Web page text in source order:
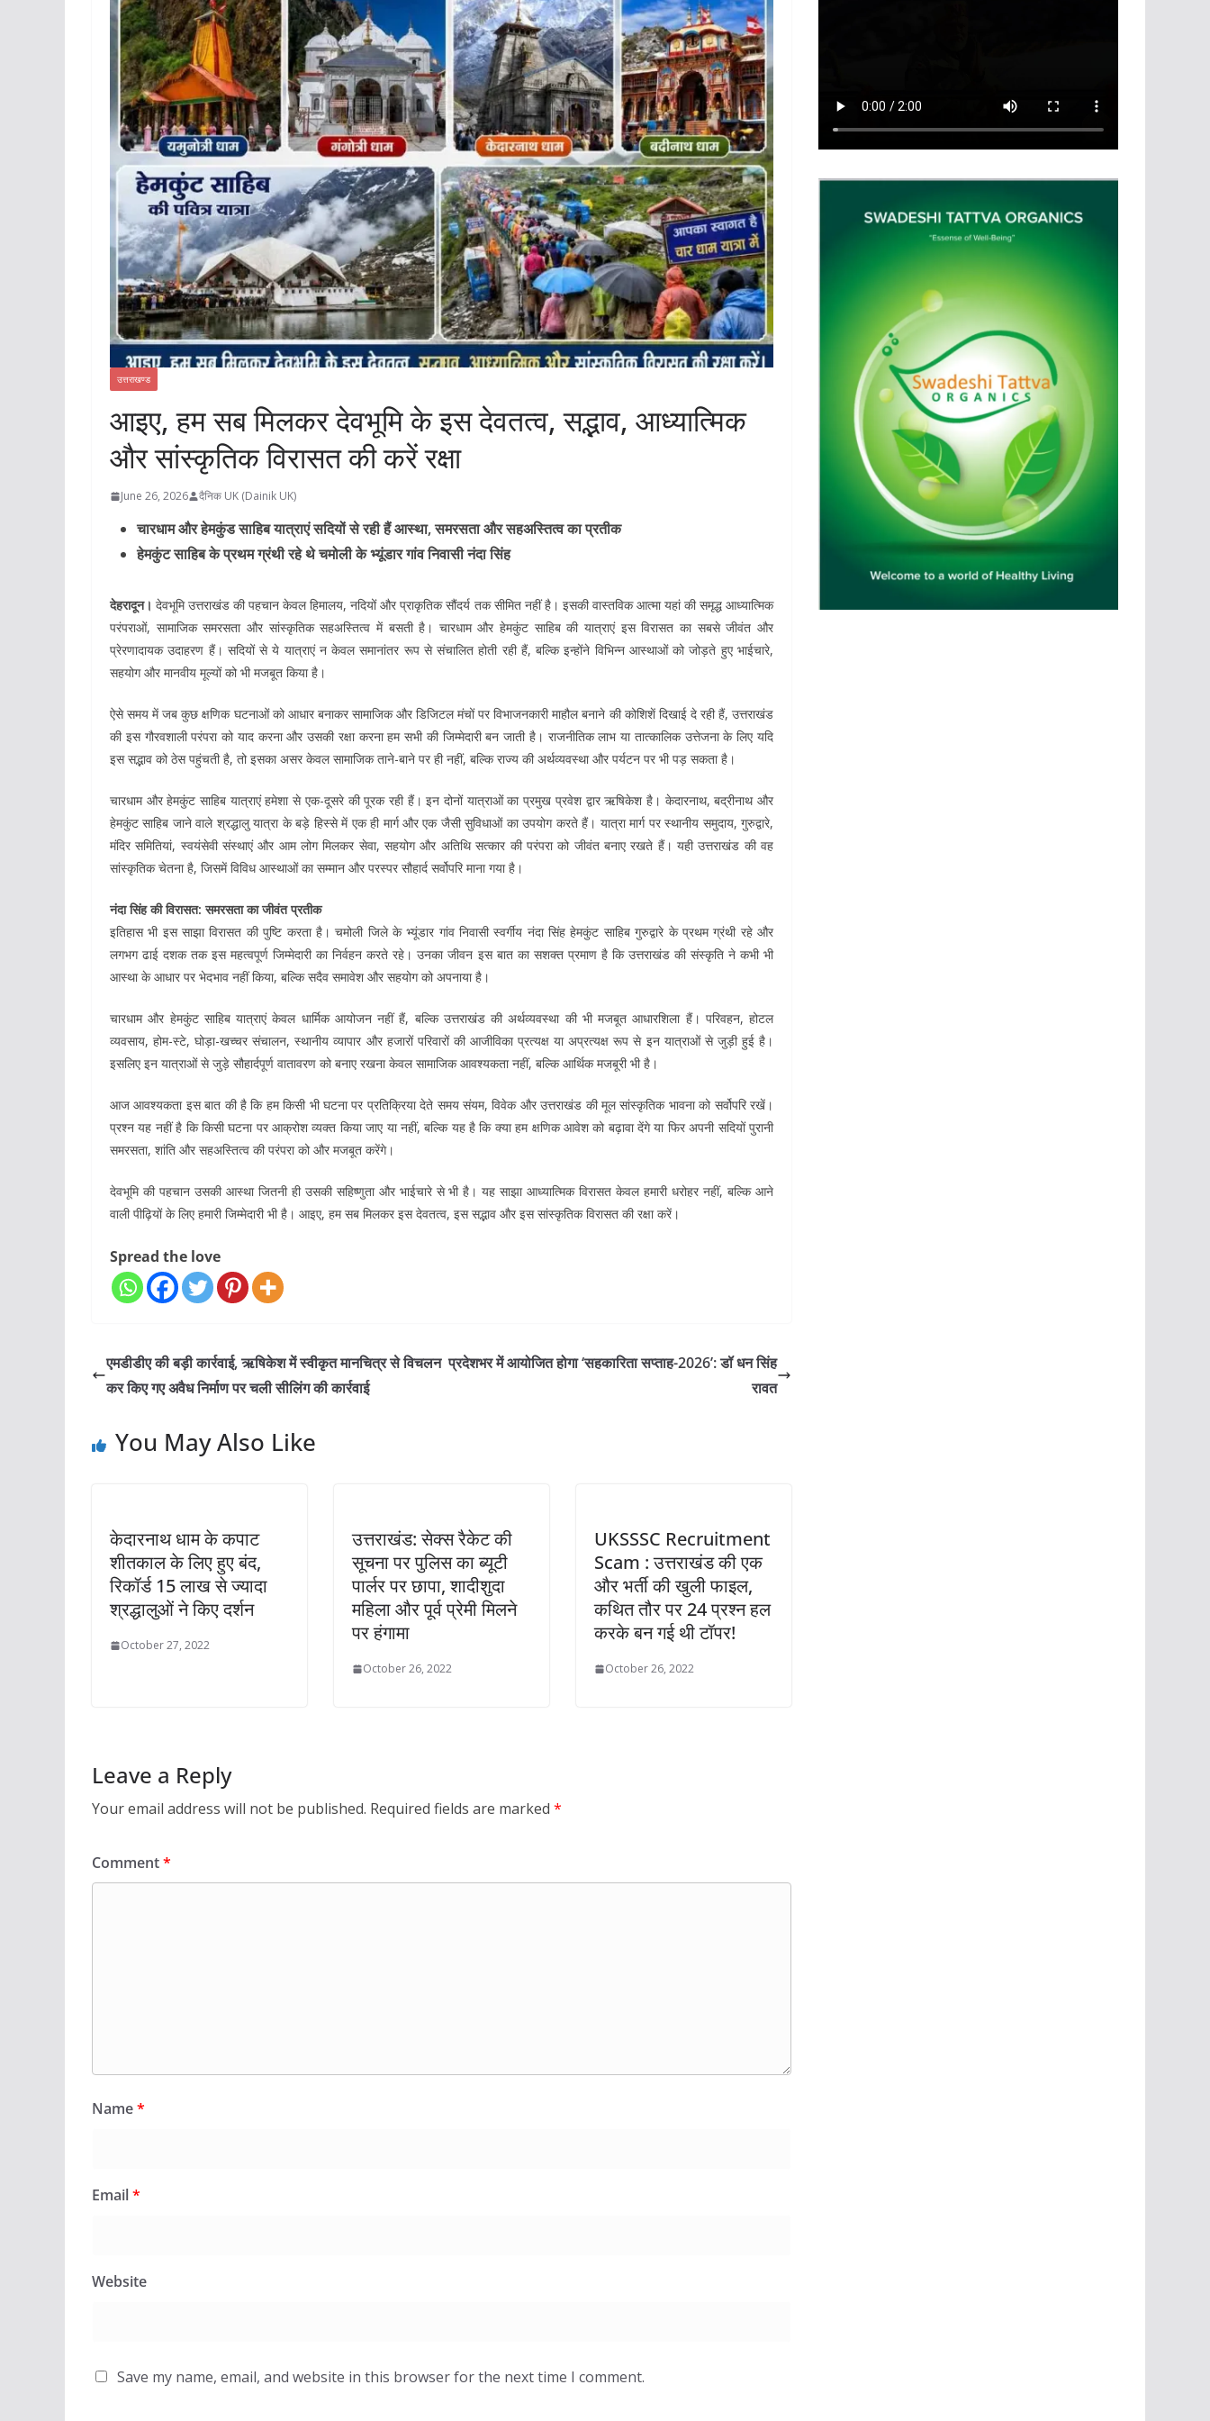
उत्तराखण्ड
आइए, हम सब मिलकर देवभूमि के इस देवतत्व, सद्भाव, आध्यात्मिक
और सांस्कृतिक विरासत की करें रक्षा
June 26, 2026 दैनिक UK (Dainik UK)
चारधाम और हेमकुंड साहिब यात्राएं सदियों से रही हैं आस्था, समरसता और सहअस्तित्व का प्रतीक
हेमकुंट साहिब के प्रथम ग्रंथी रहे थे चमोली के भ्यूंडार गांव निवासी नंदा सिंह
देहरादून। देवभूमि उत्तराखंड की पहचान केवल हिमालय, नदियों और प्राकृतिक सौंदर्य तक सीमित नहीं है। इसकी वास्तविक आत्मा यहां की समृद्ध आध्यात्मिक
परंपराओं, सामाजिक समरसता और सांस्कृतिक सहअस्तित्व में बसती है। चारधाम और हेमकुंट साहिब की यात्राएं इस विरासत का सबसे जीवंत और
प्रेरणादायक उदाहरण हैं। सदियों से ये यात्राएं न केवल समानांतर रूप से संचालित होती रही हैं, बल्कि इन्होंने विभिन्न आस्थाओं को जोड़ते हुए भाईचारे,
सहयोग और मानवीय मूल्यों को भी मजबूत किया है।
ऐसे समय में जब कुछ क्षणिक घटनाओं को आधार बनाकर सामाजिक और डिजिटल मंचों पर विभाजनकारी माहौल बनाने की कोशिशें दिखाई दे रही हैं, उत्तराखंड
की इस गौरवशाली परंपरा को याद करना और उसकी रक्षा करना हम सभी की जिम्मेदारी बन जाती है। राजनीतिक लाभ या तात्कालिक उत्तेजना के लिए यदि
इस सद्भाव को ठेस पहुंचती है, तो इसका असर केवल सामाजिक ताने-बाने पर ही नहीं, बल्कि राज्य की अर्थव्यवस्था और पर्यटन पर भी पड़ सकता है।
चारधाम और हेमकुंट साहिब यात्राएं हमेशा से एक-दूसरे की पूरक रही हैं। इन दोनों यात्राओं का प्रमुख प्रवेश द्वार ऋषिकेश है। केदारनाथ, बद्रीनाथ और
हेमकुंट साहिब जाने वाले श्रद्धालु यात्रा के बड़े हिस्से में एक ही मार्ग और एक जैसी सुविधाओं का उपयोग करते हैं। यात्रा मार्ग पर स्थानीय समुदाय, गुरुद्वारे,
मंदिर समितियां, स्वयंसेवी संस्थाएं और आम लोग मिलकर सेवा, सहयोग और अतिथि सत्कार की परंपरा को जीवंत बनाए रखते हैं। यही उत्तराखंड की वह
सांस्कृतिक चेतना है, जिसमें विविध आस्थाओं का सम्मान और परस्पर सौहार्द सर्वोपरि माना गया है।
नंदा सिंह की विरासत: समरसता का जीवंत प्रतीक
इतिहास भी इस साझा विरासत की पुष्टि करता है। चमोली जिले के भ्यूंडार गांव निवासी स्वर्गीय नंदा सिंह हेमकुंट साहिब गुरुद्वारे के प्रथम ग्रंथी रहे और
लगभग ढाई दशक तक इस महत्वपूर्ण जिम्मेदारी का निर्वहन करते रहे। उनका जीवन इस बात का सशक्त प्रमाण है कि उत्तराखंड की संस्कृति ने कभी भी
आस्था के आधार पर भेदभाव नहीं किया, बल्कि सदैव समावेश और सहयोग को अपनाया है।
चारधाम और हेमकुंट साहिब यात्राएं केवल धार्मिक आयोजन नहीं हैं, बल्कि उत्तराखंड की अर्थव्यवस्था की भी मजबूत आधारशिला हैं। परिवहन, होटल
व्यवसाय, होम-स्टे, घोड़ा-खच्चर संचालन, स्थानीय व्यापार और हजारों परिवारों की आजीविका प्रत्यक्ष या अप्रत्यक्ष रूप से इन यात्राओं से जुड़ी हुई है।
इसलिए इन यात्राओं से जुड़े सौहार्दपूर्ण वातावरण को बनाए रखना केवल सामाजिक आवश्यकता नहीं, बल्कि आर्थिक मजबूरी भी है।
आज आवश्यकता इस बात की है कि हम किसी भी घटना पर प्रतिक्रिया देते समय संयम, विवेक और उत्तराखंड की मूल सांस्कृतिक भावना को सर्वोपरि रखें।
प्रश्न यह नहीं है कि किसी घटना पर आक्रोश व्यक्त किया जाए या नहीं, बल्कि यह है कि क्या हम क्षणिक आवेश को बढ़ावा देंगे या फिर अपनी सदियों पुरानी
समरसता, शांति और सहअस्तित्व की परंपरा को और मजबूत करेंगे।
देवभूमि की पहचान उसकी आस्था जितनी ही उसकी सहिष्णुता और भाईचारे से भी है। यह साझा आध्यात्मिक विरासत केवल हमारी धरोहर नहीं, बल्कि आने
वाली पीढ़ियों के लिए हमारी जिम्मेदारी भी है। आइए, हम सब मिलकर इस देवतत्व, इस सद्भाव और इस सांस्कृतिक विरासत की रक्षा करें।
Spread the love
एमडीडीए की बड़ी कार्रवाई, ऋषिकेश में स्वीकृत मानचित्र से विचलन
कर किए गए अवैध निर्माण पर चली सीलिंग की कार्रवाई
प्रदेशभर में आयोजित होगा ‘सहकारिता सप्ताह-2026’: डॉ धन सिंह
रावत
You May Also Like
केदारनाथ धाम के कपाट
शीतकाल के लिए हुए बंद,
रिकॉर्ड 15 लाख से ज्यादा
श्रद्धालुओं ने किए दर्शन
October 27, 2022
उत्तराखंड: सेक्स रैकेट की
सूचना पर पुलिस का ब्यूटी
पार्लर पर छापा, शादीशुदा
महिला और पूर्व प्रेमी मिलने
पर हंगामा
October 26, 2022
UKSSSC Recruitment
Scam : उत्तराखंड की एक
और भर्ती की खुली फाइल,
कथित तौर पर 24 प्रश्न हल
करके बन गई थी टॉपर!
October 26, 2022
Leave a Reply
Your email address will not be published. Required fields are marked *
Comment*
Name*
Email*
Website
Save my name, email, and website in this browser for the next time I comment.